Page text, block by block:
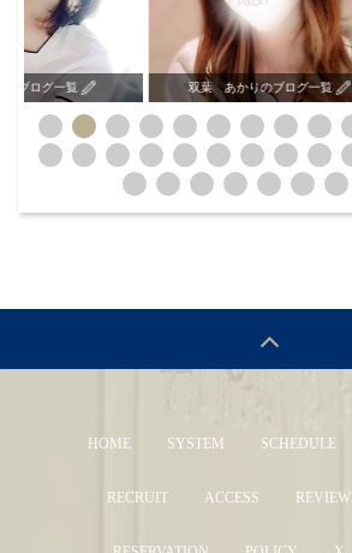
ブログ一覧 双葉 あかりのブログ一覧
HOME SYSTEM SCHEDULE
RECRUIT ACCESS REVIEW